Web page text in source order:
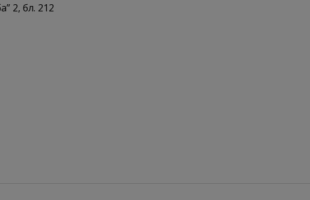
2, бл. 212